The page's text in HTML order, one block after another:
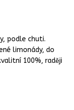
podle chuti.
limonády, do
100%, raději